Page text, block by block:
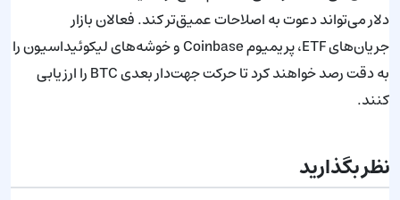
دلار می‌تواند دعوت به اصلاحات عمیق‌تر کند. فعالان بازار
جریان‌های ETF، پریمیوم Coinbase و خوشه‌های لیکوئیداسیون را
به دقت رصد خواهند کرد تا حرکت جهت‌دار بعدی BTC را ارزیابی
کنند.
نظر بگذارید